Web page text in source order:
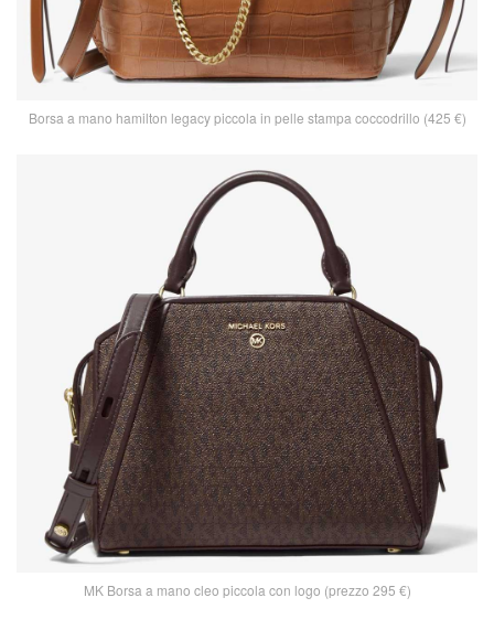
Borsa a mano hamilton legacy piccola in pelle stampa coccodrillo (425 €)
MK Borsa a mano cleo piccola con logo (prezzo 295 €)